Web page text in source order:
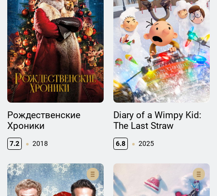
Рождественские
Хроники
7.2 2018
Diary of a Wimpy Kid:
The Last Straw
6.8 2025